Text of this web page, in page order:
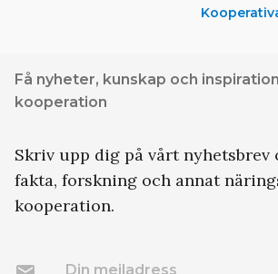
Få nyheter, kunskap och
kooperation
Skriv upp dig på vårt nyhetsbrev
fakta, forskning och annat
kooperation.
Din mejladress